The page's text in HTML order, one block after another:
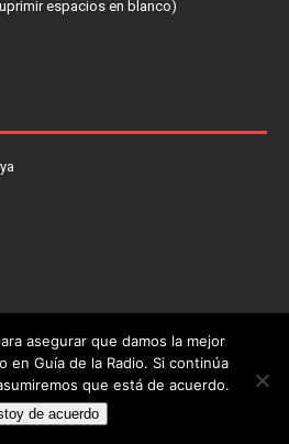
espacios en blanco)
2022 - Guía de la Radio
asegurar que damos la mejor
en Guía de la Radio. Si continúa
que está de acuerdo.
de acuerdo